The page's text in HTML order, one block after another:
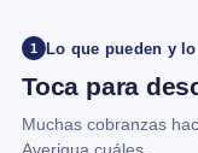
1 Lo que pueden y lo
Toca para
Muchas cobranzas